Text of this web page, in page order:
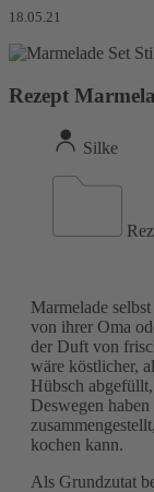
18.05.21
Rezept
Silke
Marmelade
von ihrer Oma
der Duft von
wäre köstlicher,
Hübsch
Deswegen
kochen kann.
Als Grundzutat